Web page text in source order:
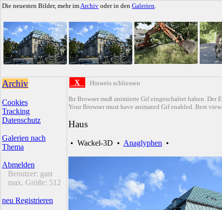
Die neuesten Bilder, mehr imArchiv oder in den Galerien.
Archiv
Cookies
Tracking
Datenschutz
Galerien nach
Thema
Abmelden
Benutzer: gast
max. Größe: 512
neu Registrieren
X Hinweis schliessen
Ihr Browser muß animierte Gif eingeschaltet haben. Der
Your Browser must have animated Gif enabled. Best
Haus
• Wackel-3D • Anaglyphen •